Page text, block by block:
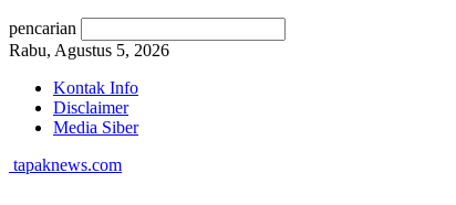
pencarian
Rabu, Agustus 5, 2026
Kontak Info
Disclaimer
Media Siber
tapaknews.com